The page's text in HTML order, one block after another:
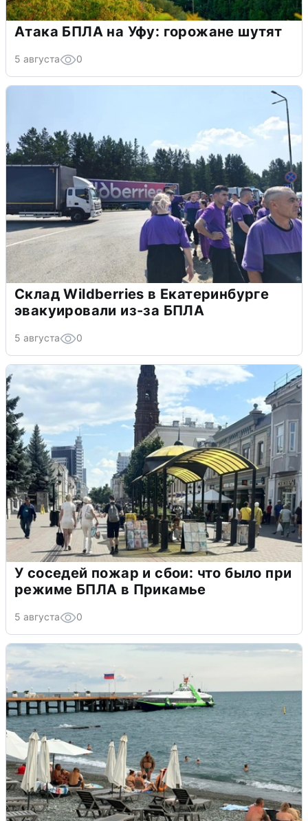
Атака БПЛА на Уфу: горожане шутят
5 августа 0
Склад Wildberries в Екатеринбурге
эвакуировали из-за БПЛА
5 августа 0
У соседей пожар и сбои: что было при
режиме БПЛА в Прикамье
5 августа 0